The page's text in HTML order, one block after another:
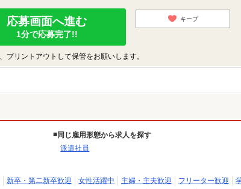
応募画面へ進む
1分で応募完了!!
キープ
リントアウトして保管をお願いします。
同じ雇用形態から求人を探す
派遣社員
新卒・第二新卒歓迎 女性活躍中 主婦・主夫歓迎 フリーター歓迎